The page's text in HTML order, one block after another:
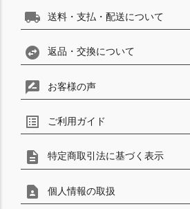
local_shipping 送料・支払・配送について
swap_horizontal_circle 返品・交換について
rate_review お客様の声
list_alt ご利用ガイド
description 特定商取引法に基づく表示
contact_page 個人情報の取扱